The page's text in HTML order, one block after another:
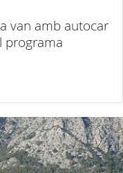
van amb autocar
programa